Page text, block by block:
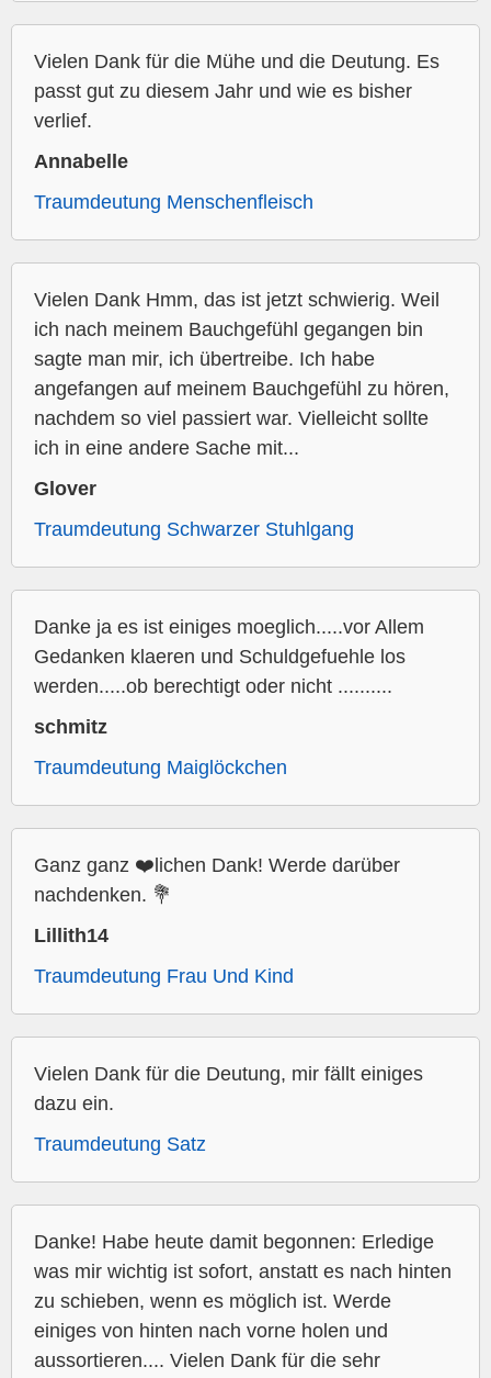
Vielen Dank für die Mühe und die Deutung. Es
passt gut zu diesem Jahr und wie es bisher
verlief.
Annabelle
Traumdeutung Menschenfleisch
Vielen Dank Hmm, das ist jetzt schwierig. Weil
ich nach meinem Bauchgefühl gegangen bin
sagte man mir, ich übertreibe. Ich habe
angefangen auf meinem Bauchgefühl zu hören,
nachdem so viel passiert war. Vielleicht sollte
ich in eine andere Sache mit...
Glover
Traumdeutung Schwarzer Stuhlgang
Danke ja es ist einiges moeglich.....vor Allem
Gedanken klaeren und Schuldgefuehle los
werden.....ob berechtigt oder nicht ..........
schmitz
Traumdeutung Maiglöckchen
Ganz ganz ❤️lichen Dank! Werde darüber
nachdenken. 💐
Lillith14
Traumdeutung Frau Und Kind
Vielen Dank für die Deutung, mir fällt einiges
dazu ein.
Traumdeutung Satz
Danke! Habe heute damit begonnen: Erledige
was mir wichtig ist sofort, anstatt es nach hinten
zu schieben, wenn es möglich ist. Werde
einiges von hinten nach vorne holen und
aussortieren.... Vielen Dank für die sehr